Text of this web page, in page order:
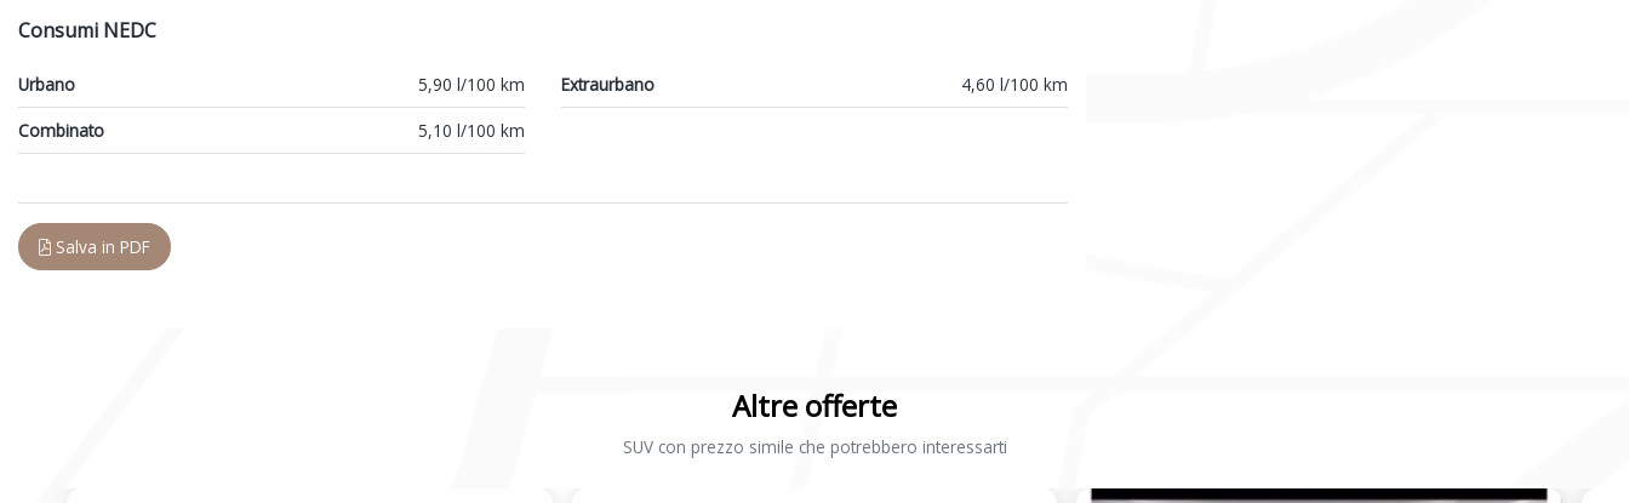
Consumi NEDC
Urbano 5,90 l/100 km Extraurbano
4,60 l/100 km
Combinato
5,10 l/100 km
Salva in PDF
Altre offerte
SUV con prezzo simile che potrebbero interessarti